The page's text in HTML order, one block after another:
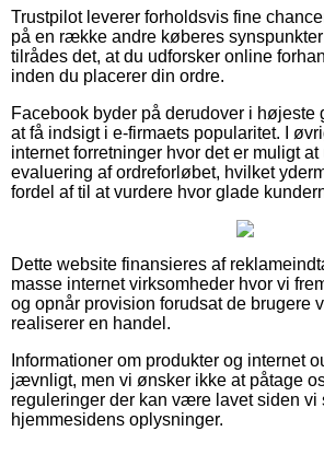
Trustpilot leverer forholdsvis fine
på en række andre køberes
tilrådes det, at du udforsker online
inden du placerer din ordre.
Facebook byder på derudover i højeste
at få indsigt i e-firmaets popularitet. I
internet forretninger hvor det er muligt at
evaluering af ordreforløbet, hvilket
fordel af til at vurdere hvor glade
Dette website finansieres af
masse internet virksomheder hvor vi
og opnår provision forudsat de brugere
realiserer en handel.
Informationer om produkter og internet
jævnligt, men vi ønsker ikke at påtage
reguleringer der kan være lavet siden vi
hjemmesidens oplysninger.